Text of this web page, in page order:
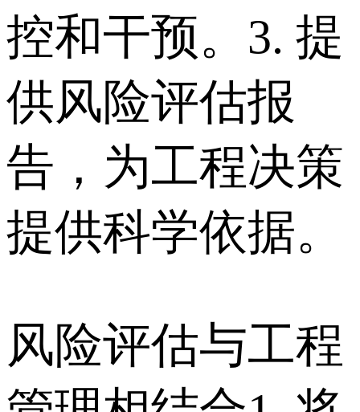
控和干预。 3. 提
供风险评估报
告，为工程决策
提供科学依据。
风险评估与工程